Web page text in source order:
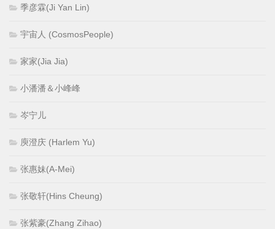
季彦霖(Ji Yan Lin)
宇宙人 (CosmosPeople)
家家(Jia Jia)
小潘潘＆小峰峰
岑宁儿
庾澄庆 (Harlem Yu)
张惠妹(A-Mei)
张敬轩(Hins Cheung)
张紫豪(Zhang Zihao)